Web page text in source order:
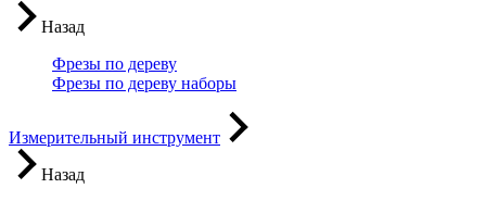
Назад
Фрезы по дереву
Фрезы по дереву наборы
Измерительный инструмент
Назад